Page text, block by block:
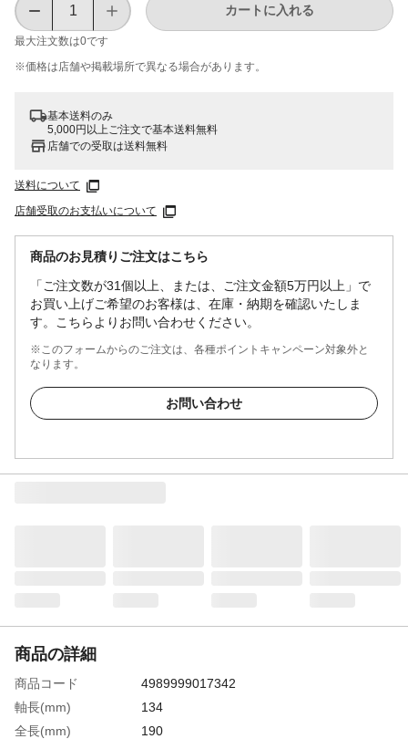
最大注文数は0です
カートに入れる
※価格は​店舗や​掲載場所で​異なる​場合が​あります。
基本送料のみ
5,000円以上ご注文で基本送料無料
店舗での受取は送料無料
送料について
店舗受取のお支払いについて
商品のお見積りご注文はこちら
「ご注文数が31個以上、または、ご注文金額5万円以上」で
お買い上げご希望のお客様は、在庫・納期を確認いたしま
す。こちらよりお問い合わせください。
※このフォームからのご注文は、各種ポイントキャンペーン対象外と
なります。
お問い合わせ
商品の詳細
商品コード
4989999017342
軸長(mm)
134
全長(mm)
190